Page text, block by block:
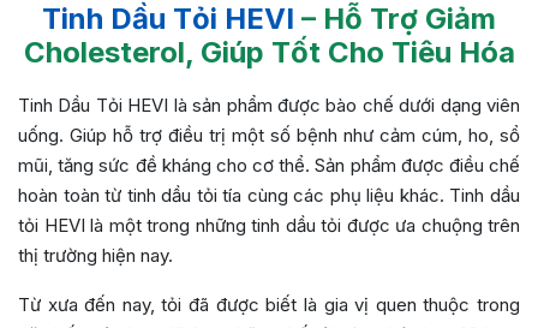
Tinh Dầu Tỏi HEVI – Hỗ Trợ Giảm
Cholesterol, Giúp Tốt Cho Tiêu Hóa
Tinh Dầu Tỏi HEVI là sản phẩm được bào chế dưới dạng viên
uống. Giúp hỗ trợ điều trị một số bệnh như cảm cúm, ho, sổ
mũi, tăng sức đề kháng cho cơ thể. Sản phẩm được điều chế
hoàn toàn từ tinh dầu tỏi tía cùng các phụ liệu khác. Tinh dầu
tỏi HEVI là một trong những tinh dầu tỏi được ưa chuộng trên
thị trường hiện nay.
Từ xưa đến nay, tỏi đã được biết là gia vị quen thuộc trong